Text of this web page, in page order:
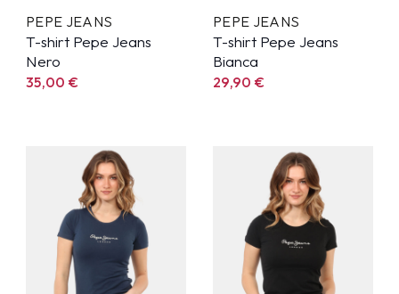
PEPE JEANS
T-shirt Pepe Jeans
Nero
35,00€
PEPE JEANS
T-shirt Pepe Jeans
Bianca
29,90€